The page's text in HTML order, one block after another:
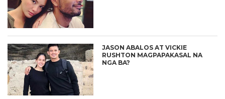
JASON ABALOS AT VICKIE
RUSHTON MAGPAPAKASAL NA
NGA BA?